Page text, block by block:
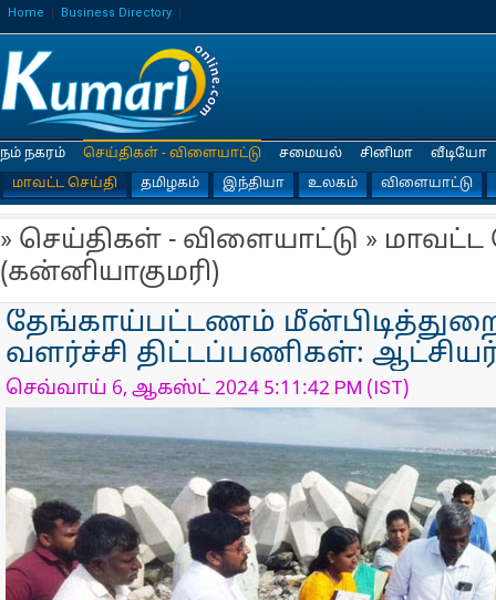
Home Business Directory
நம் நகரம்
செய்திகள் - விளையாட்டு
மாவட்ட செய்தி
தமிழகம் இந்தியா உலகம் விளையாட்டு
சமையல் சினிமா வீடியோ
» செய்திகள் - விளையாட்டு » மாவட்ட
(கன்னியாகுமரி)
தேங்காய்பட்டணம்
வளர்ச்சி திட்டப்பணிகள்:
செவ்வாய் 6, ஆகஸ்ட் 2024 5:11:42 PM (IST)